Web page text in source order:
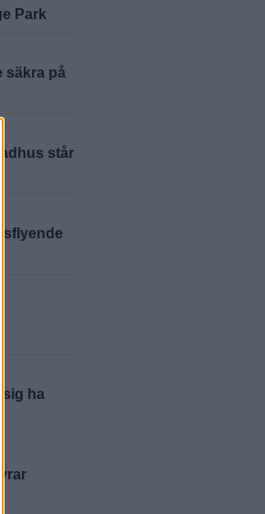
Park
säkra på
står
sig ha